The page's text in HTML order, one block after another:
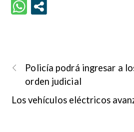
Policía podrá ingresar a
orden judicial
Los vehículos eléctricos